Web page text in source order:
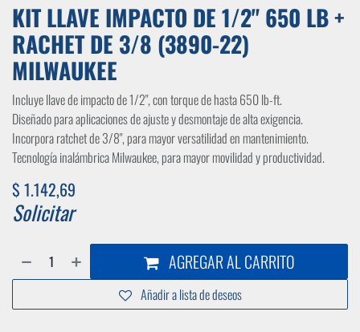
KIT LLAVE IMPACTO DE 1/2" 650 LB +
RACHET DE 3/8 (3890-22)
MILWAUKEE
Incluye llave de impacto de 1/2", con torque de hasta 650 lb-ft.
Diseñado para aplicaciones de ajuste y desmontaje de alta exigencia.
Incorpora ratchet de 3/8", para mayor versatilidad en mantenimiento.
Tecnología inalámbrica Milwaukee, para mayor movilidad y productividad.
$ 1.142,69
Solicitar
AGREGAR AL CARRITO
Añadir a lista de deseos